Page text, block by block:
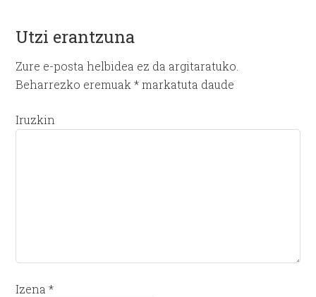
Utzi erantzuna
Zure e-posta helbidea ez da argitaratuko.
Beharrezko eremuak*markatuta daude
Iruzkin
Izena*